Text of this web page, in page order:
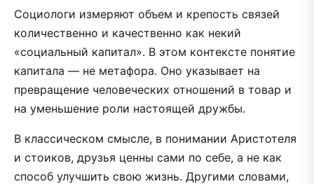
Социологи измеряют объем и крепость связей
количественно и качественно как некий
«социальный капитал». В этом контексте понятие
капитала — не метафора. Оно указывает на
превращение человеческих отношений в товар и
на уменьшение роли настоящей дружбы.
В классическом смысле, в понимании Аристотеля
и стоиков, друзья ценны сами по себе, а не как
способ улучшить свою жизнь. Другими словами,